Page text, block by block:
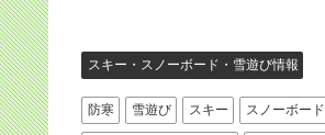
スキー・スノーボード・雪遊び情報
防寒 雪遊び スキー スノーボード